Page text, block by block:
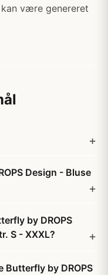
være genereret
Design - Bluse
by DROPS
S - XXXL?
Butterfly by DROPS